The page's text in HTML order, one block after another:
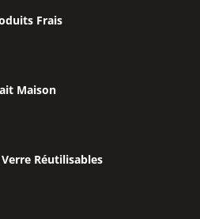
Frais
Maison
Réutilisables